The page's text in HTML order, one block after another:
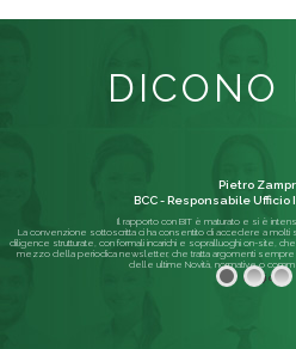
DICONO
Il rapporto con BIT è maturato e si è
La convenzione sottoscritta ci ha consentito di accedere a
diligence strutturate, con formali incarichi e sopralluoghi on-site,
mezzo della periodica newsletter, che tratta argomenti
delle ultime Novità, normative o
Pietro
BCC - Responsabile
Leggi di più